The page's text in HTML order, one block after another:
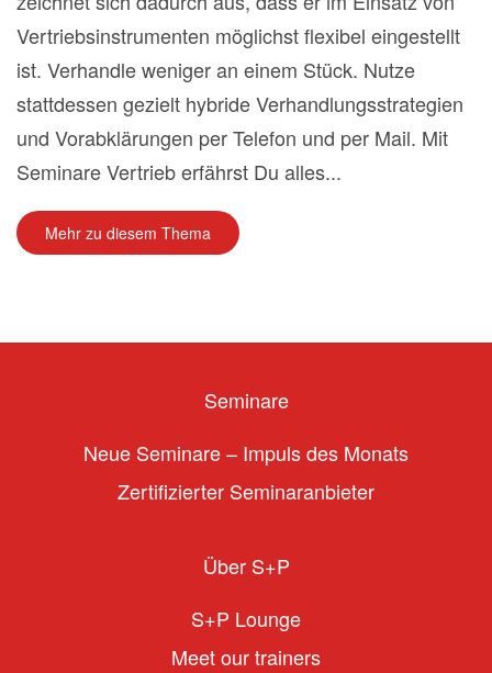
Vertriebsinstrumenten möglichst flexibel eingestellt
ist. Verhandle weniger an einem Stück. Nutze
stattdessen gezielt hybride Verhandlungsstrategien
und Vorabklärungen per Telefon und per Mail. Mit
Seminare Vertrieb erfährst Du alles...
Mehr zu diesem Thema
Seminare
Neue Seminare – Impuls des Monats
Zertifizierter Seminaranbieter
Über S+P
S+P Lounge
Meet our trainers